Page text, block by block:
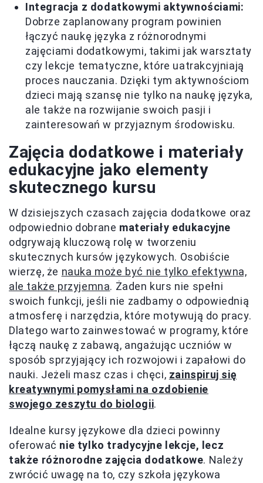
Integracja z dodatkowymi aktywnościami:
Dobrze zaplanowany program powinien
łączyć naukę języka z różnorodnymi
zajęciami dodatkowymi, takimi jak warsztaty
czy lekcje tematyczne, które uatrakcyjniają
proces nauczania. Dzięki tym aktywnościom
dzieci mają szansę nie tylko na naukę języka,
ale także na rozwijanie swoich pasji i
zainteresowań w przyjaznym środowisku.
Zajęcia dodatkowe i materiały
edukacyjne jako elementy
skutecznego kursu
W dzisiejszych czasach zajęcia dodatkowe oraz
odpowiednio dobrane materiały edukacyjne
odgrywają kluczową rolę w tworzeniu
skutecznych kursów językowych. Osobiście
wierzę, że nauka może być nie tylko efektywna,
ale także przyjemna. Żaden kurs nie spełni
swoich funkcji, jeśli nie zadbamy o odpowiednią
atmosferę i narzędzia, które motywują do pracy.
Dlatego warto zainwestować w programy, które
łączą naukę z zabawą, angażując uczniów w
sposób sprzyjający ich rozwojowi i zapałowi do
nauki. Jeżeli masz czas i chęci, zainspiruj się
kreatywnymi pomysłami na ozdobienie
swojego zeszytu do biologii.
Idealne kursy językowe dla dzieci powinny
oferować nie tylko tradycyjne lekcje, lecz
także różnorodne zajęcia dodatkowe. Należy
zwrócić uwagę na to, czy szkoła językowa